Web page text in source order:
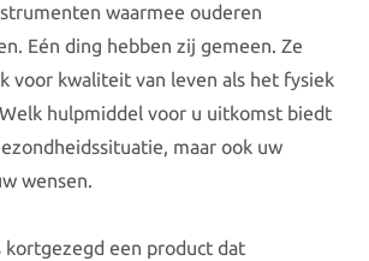
waarmee ouderen
Eén ding hebben zij gemeen. Ze
voor kwaliteit van leven als het fysiek
hulpmiddel voor u uitkomst biedt
maar ook uw
wensen.
kortgezegd een product dat